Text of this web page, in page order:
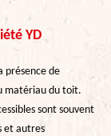
YD
présence de
matériau du toit.
sont souvent
et autres